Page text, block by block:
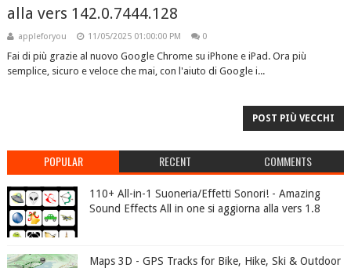
alla vers 142.0.7444.128
appleforyou 11/05/2025 01:00:00 PM 0
Fai di più grazie al nuovo Google Chrome su iPhone e iPad. Ora più
semplice, sicuro e veloce che mai, con l'aiuto di Google i...
POST PIÙ VECCHI
POPULAR RECENT COMMENTS
110+ All-in-1 Suoneria/Effetti Sonori! - Amazing
Sound Effects All in one si aggiorna alla vers 1.8
Maps 3D - GPS Tracks for Bike, Hike, Ski & Outdoor